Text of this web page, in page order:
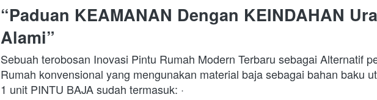
“Paduan KEAMANAN Dengan KEINDAHAN
Alami”
Sebuah terobosan Inovasi Pintu Rumah Modern Terbaru sebagai Alternatif
Rumah konvensional yang mengunakan material baja sebagai bahan baku
1 unit PINTU BAJA sudah termasuk: ·